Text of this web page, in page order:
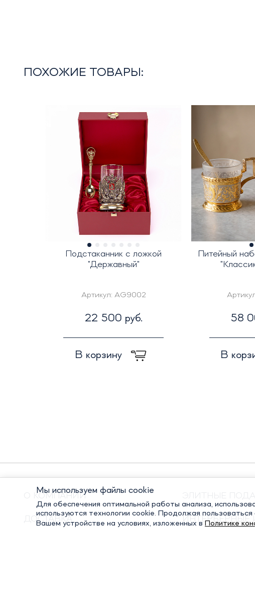
ПОХОЖИЕ ТОВАРЫ:
Подстаканник с ложкой
"Державный"
Артикул: AG9002
22 500 руб.
В корзину
Питейный
58
В
О КОМПАНИИ
ДОСТАВКА ИНТЕРЬЕРНЫЕ
Мы используем файлы cookie
Для обеспечения оптимальной работы анализа,
используются технологии cookie. Продолжая
Вашем устройстве на условиях, изложенных в Политике